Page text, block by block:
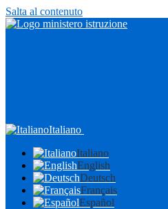
Salta al contenuto
Italiano
Italiano
English
Deutsch
Français
Español